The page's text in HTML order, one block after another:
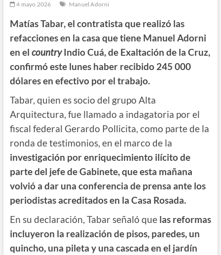
4 mayo 2026 Manuel Adorni
Matías Tabar, el contratista que realizó las
refacciones en la casa que tiene Manuel Adorni
en el countryIndio Cuá, de Exaltación de la Cruz,
confirmó este lunes haber recibido 245 000
dólares en efectivo por el trabajo.
Tabar, quien es socio del grupo Alta
Arquitectura, fue llamado a indagatoria por el
fiscal federal Gerardo Pollicita, como parte de la
ronda de testimonios, en el marco de la
investigación por enriquecimiento ilícito de
parte del jefe de Gabinete, que esta mañana
volvió a dar una conferencia de prensa ante los
periodistas acreditados en la Casa Rosada.
En su declaración, Tabar señaló que las reformas
incluyeron la realización de pisos, paredes, un
quincho, una pileta y una cascada en el jardín